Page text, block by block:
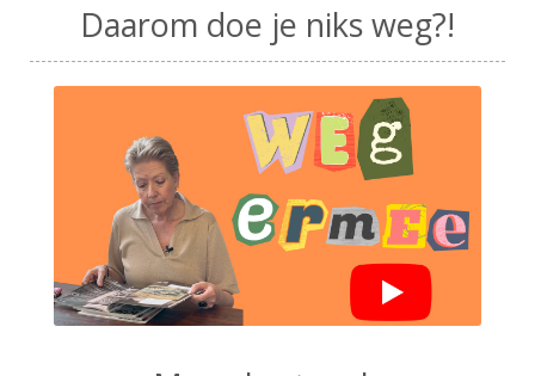
Daarom doe je niks weg?!